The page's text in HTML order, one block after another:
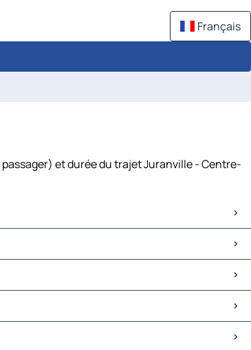
Français
et durée du trajet Juranville - Centre-